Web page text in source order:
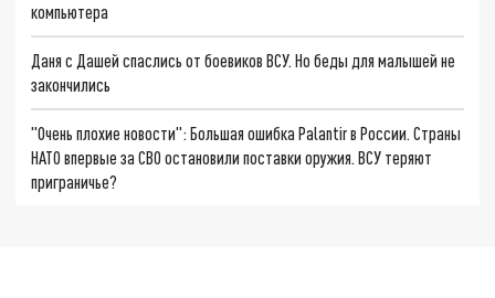
компьютера
Даня с Дашей спаслись от боевиков ВСУ. Но беды для малышей не
закончились
"Очень плохие новости": Большая ошибка Palantir в России. Страны
НАТО впервые за СВО остановили поставки оружия. ВСУ теряют
приграничье?